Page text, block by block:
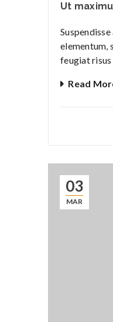
Ut
elementum,
feugiat risus
Read
03
MAR